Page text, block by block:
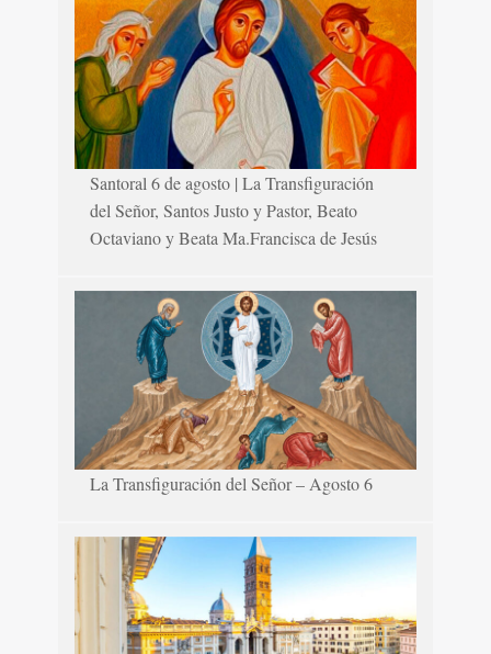
Santoral 6 de agosto | La Transfiguración
del Señor, Santos Justo y Pastor, Beato
Octaviano y Beata Ma.Francisca de Jesús
La Transfiguración del Señor – Agosto 6